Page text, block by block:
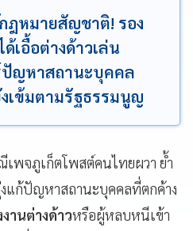
ฎหมายสัญชาติ! รอง
เอื้อต่างด้าวเล่น
ปัญหาสถานะบุคคล
เข้มตามรัฐธรรมนูญ
เพจภูเก็ตโพสต์คนไทยผวา ย้ำ
แก้ปัญหาสถานะบุคคลที่ตกค้าง
งานต่างด้าวหรือผู้หลบหนีเข้า